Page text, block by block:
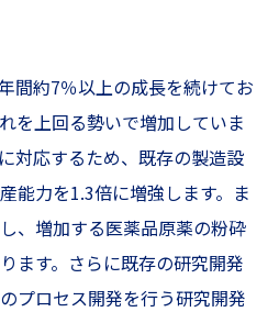
間約7％以上の成長を続けてお
を上回る勢いで増加していま
対応するため、既存の製造設
能力を1.3倍に増強します。ま
、増加する医薬品原薬の粉砕
ます。さらに既存の研究開発
プロセス開発を行う研究開発